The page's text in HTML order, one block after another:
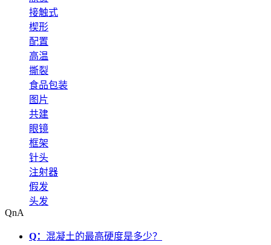
接触式
楔形
配置
高温
撕裂
食品包装
图片
共建
眼镜
框架
针头
注射器
假发
头发
QnA
Q： 混凝土的最高硬度是多少？